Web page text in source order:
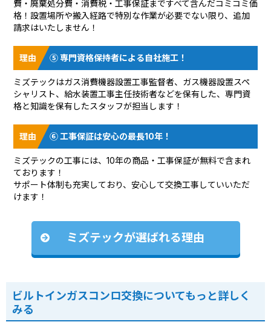
費・廃棄処分費・消費税・工事保証まですべて含んだコミコミ価
格！設置場所や搬入経路で特別な作業が必要でない限り、追加
請求はいたしません！
⑤ 専門資格保持者による自社施工！
ミズテックはガス消費機器設置工事監督者、ガス機器設置スペ
シャリスト、給水装置工事主任技術者などを保有した、専門資
格と知識を保有したスタッフが担当します！
⑥ 工事保証は安心の最長10年！
ミズテックの工事には、10年の商品・工事保証が無料で含まれ
ております！
サポート体制も充実しており、安心して交換工事していいただ
けます！
ミズテックが選ばれる理由
ビルトインガスコンロ交換についてもっと詳しく
みる